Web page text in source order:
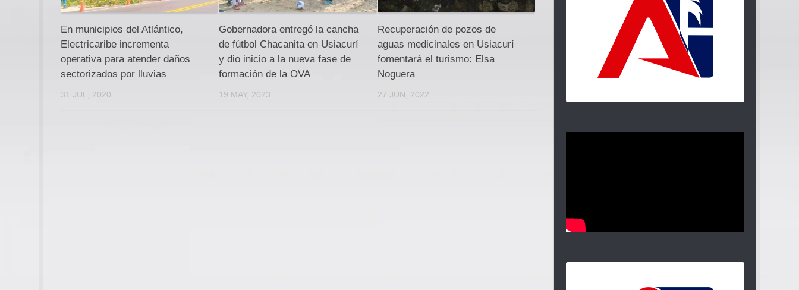
En municipios del Atlántico,
Electricaribe incrementa
operativa para atender daños
sectorizados por lluvias
31 JUL, 2020
Gobernadora entregó la cancha
de fútbol Chacanita en Usiacurí
y dio inicio a la nueva fase de
formación de la OVA
19 MAY, 2023
Recuperación de pozos de
aguas medicinales en Usiacurí
fomentará el turismo: Elsa
Noguera
27 JUN, 2022